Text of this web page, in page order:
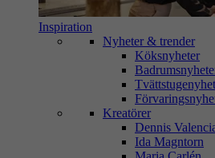
Inspiration
Nyheter & trender
Köksnyheter
Kreatörer
Dennis
Ida Magntorn